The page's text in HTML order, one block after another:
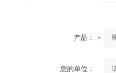
产品：
您的单位：